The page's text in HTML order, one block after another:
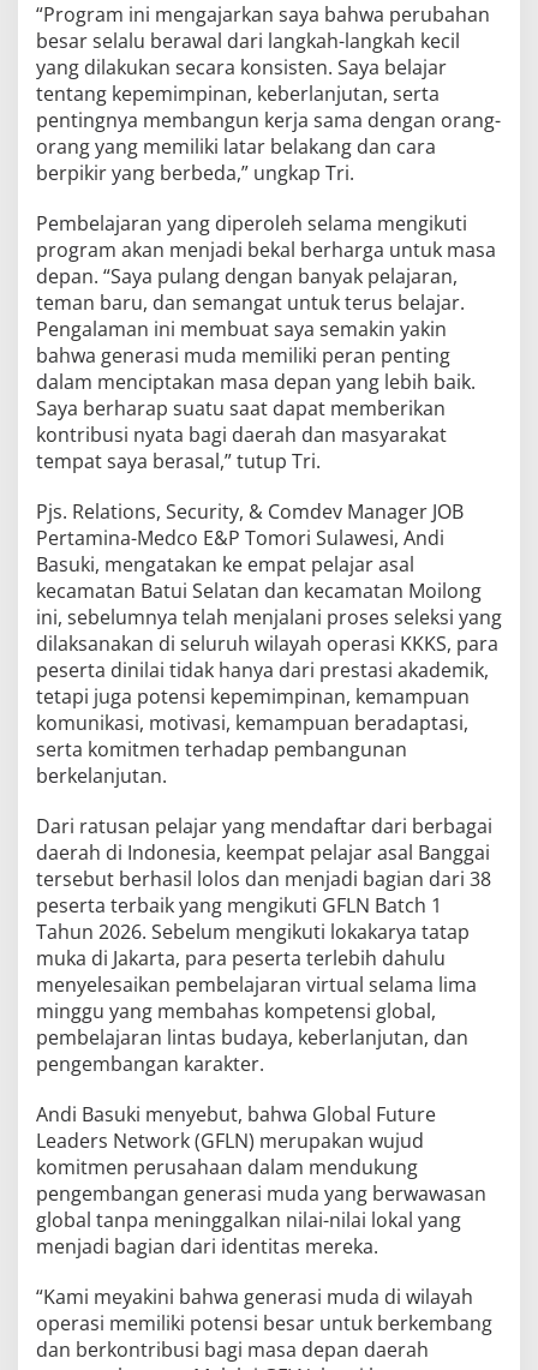
“Program ini mengajarkan saya bahwa perubahan
besar selalu berawal dari langkah-langkah kecil
yang dilakukan secara konsisten. Saya belajar
tentang kepemimpinan, keberlanjutan, serta
pentingnya membangun kerja sama dengan orang-
orang yang memiliki latar belakang dan cara
berpikir yang berbeda,” ungkap Tri.
Pembelajaran yang diperoleh selama mengikuti
program akan menjadi bekal berharga untuk masa
depan. “Saya pulang dengan banyak pelajaran,
teman baru, dan semangat untuk terus belajar.
Pengalaman ini membuat saya semakin yakin
bahwa generasi muda memiliki peran penting
dalam menciptakan masa depan yang lebih baik.
Saya berharap suatu saat dapat memberikan
kontribusi nyata bagi daerah dan masyarakat
tempat saya berasal,” tutup Tri.
Pjs. Relations, Security, & Comdev Manager JOB
Pertamina-Medco E&P Tomori Sulawesi, Andi
Basuki, mengatakan ke empat pelajar asal
kecamatan Batui Selatan dan kecamatan Moilong
ini, sebelumnya telah menjalani proses seleksi yang
dilaksanakan di seluruh wilayah operasi KKKS, para
peserta dinilai tidak hanya dari prestasi akademik,
tetapi juga potensi kepemimpinan, kemampuan
komunikasi, motivasi, kemampuan beradaptasi,
serta komitmen terhadap pembangunan
berkelanjutan.
Dari ratusan pelajar yang mendaftar dari berbagai
daerah di Indonesia, keempat pelajar asal Banggai
tersebut berhasil lolos dan menjadi bagian dari 38
peserta terbaik yang mengikuti GFLN Batch 1
Tahun 2026. Sebelum mengikuti lokakarya tatap
muka di Jakarta, para peserta terlebih dahulu
menyelesaikan pembelajaran virtual selama lima
minggu yang membahas kompetensi global,
pembelajaran lintas budaya, keberlanjutan, dan
pengembangan karakter.
Andi Basuki menyebut, bahwa Global Future
Leaders Network (GFLN) merupakan wujud
komitmen perusahaan dalam mendukung
pengembangan generasi muda yang berwawasan
global tanpa meninggalkan nilai-nilai lokal yang
menjadi bagian dari identitas mereka.
“Kami meyakini bahwa generasi muda di wilayah
operasi memiliki potensi besar untuk berkembang
dan berkontribusi bagi masa depan daerah